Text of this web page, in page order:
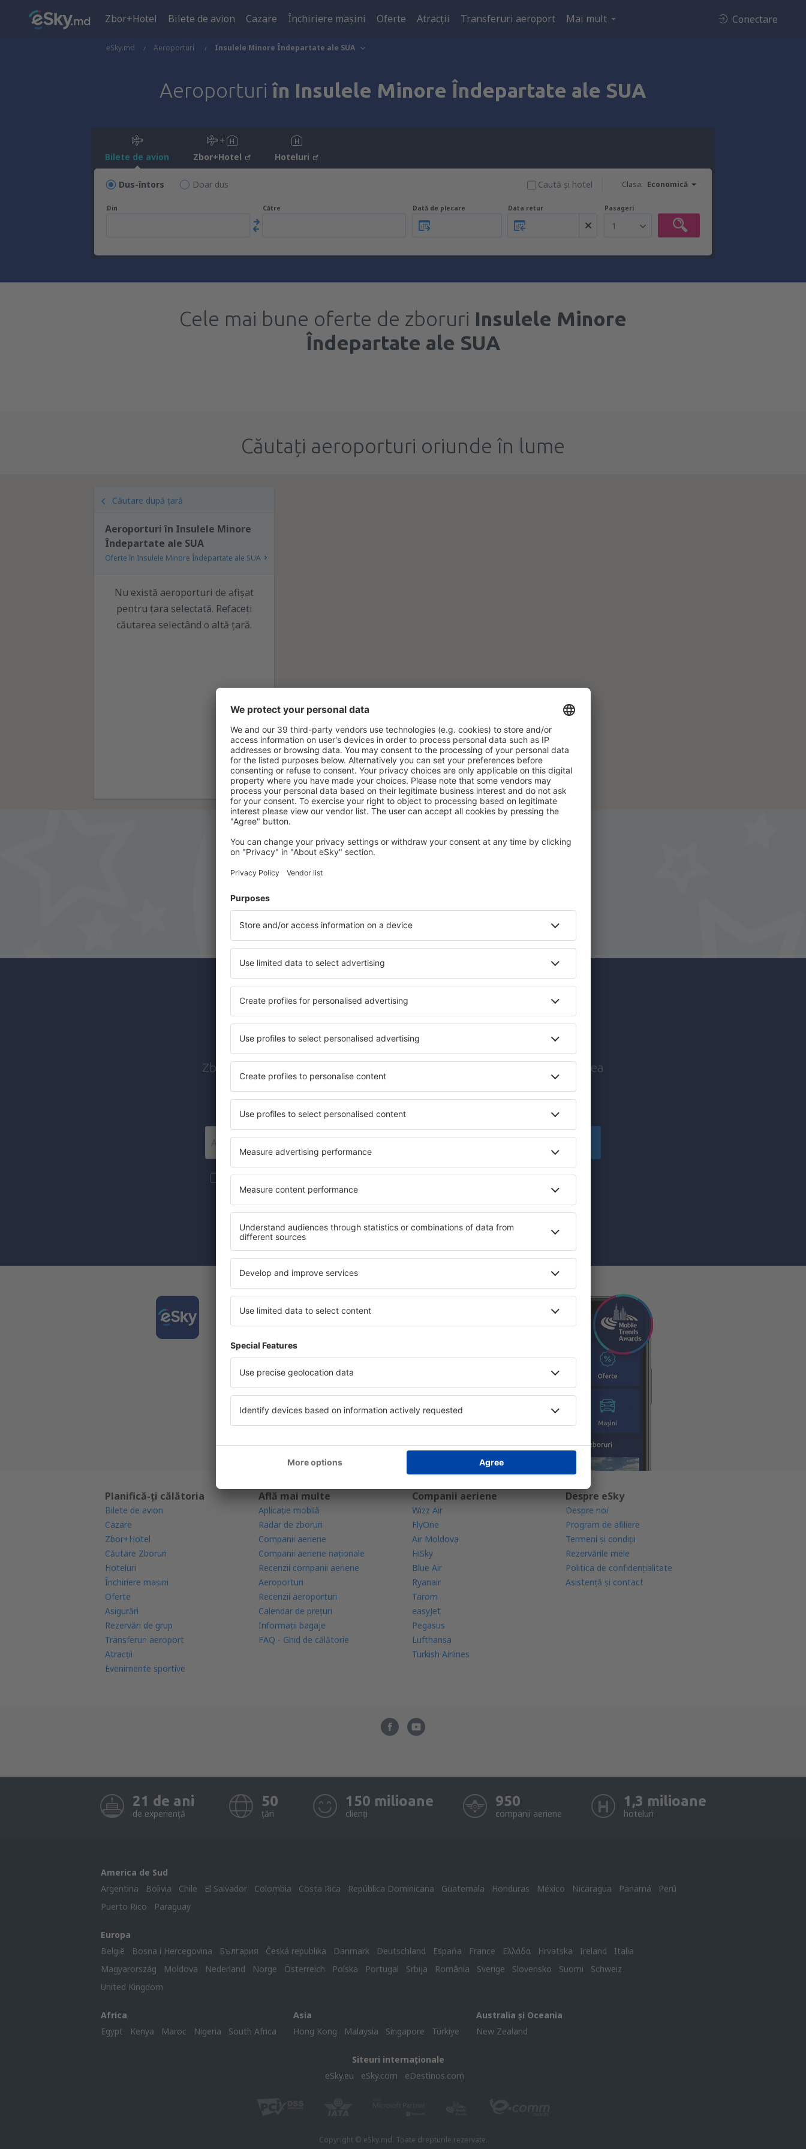
Zbor+Hotel Bilete de avion Cazare Închiriere mașini Oferte Atracţii Transferuri aeroport Mai mult Conectare
eSky.md Aeroporturi Insulele Minore Îndepartate ale SUA
Aeroporturiîn Insulele Minore Îndepartate ale SUA
Bilete de avion Zbor+Hotel Hoteluri
Dus-întors Doar dus Clasa: Economică
Caută şi hotel
Din Către Dată de plecare Data retur Pasageri
1
Cele mai bune oferte de zboruri Insulele Minore
Îndepartate ale SUA
Căutați aeroporturi oriunde în lume
Căutare după țară
Aeroporturi în Insulele Minore
Îndepartate ale SUA
Oferte în Insulele Minore Îndepartate ale SUA
Nu există aeroporturi de afișat
pentru țara selectată. Refaceți
căutarea selectând o altă țară.
Economiseşte timp și bani.
Explorează
Abonații la newsletter călătoresc mai
mult cu mai puțin
Zboruri ieftine, city break-uri, vacanțe – profită de ofertele unice înaintea
tuturor.
Trimitem doar ce e mai bun, pe cuvânt de turişti!
Înscriere
Mai multe călătorii la prețuri avantajoase în newsletter-ul nostru.Sunt de acord să primesc
materiale informaționale (sub formă de newsletter) de la eSky.pl S.A. la adresa de e-mail pe care am
(concomitent), vă dați acordul ca datele dumneavoastră personale
Descarcă aplicația noastră
și organizează-ţi convenabil
călătoriile
Cea mai bine evaluată aplicație din categoria călătoriilor
Noi oferte zilnice la îndemână
Toate rezervările tale într-un singur loc
Planifică-ți călătoria
Bilete de avion
Cazare
Zbor+Hotel
Căutare Zboruri
Hoteluri
Închiriere mașini
Oferte
Asigurări
Rezervări de grup
Transferuri aeroport
Atracţii
Evenimente sportive
Află mai multe
Aplicație mobilă
Radar de zboruri
Companii aeriene
Companii aeriene naţionale
Recenzii companii aeriene
Aeroporturi
Recenzii aeroporturi
Calendar de prețuri
Informații bagaje
FAQ - Ghid de călătorie
Companii aeriene
Wizz Air
FlyOne
Air Moldova
HiSky
Blue Air
Ryanair
Tarom
easyJet
Pegasus
Lufthansa
Turkish Airlines
Despre eSky
Despre noi
Program de afiliere
Termeni şi condiţii
Rezervările mele
Politica de confidențialitate
Asistenţă şi contact
21 de ani
de experiență
50
țări
150 milioane
clienți
950
companii aeriene
1,3 milioane
hoteluri
America de Sud
Argentina
Bolivia Chile El Salvador Colombia Costa Rica República Dominicana Guatemala Honduras México Nicaragua Panamá
Perú
Puerto Rico
Paraguay
Europa
België
Bosna i Hercegovina България Česká republika Danmark Deutschland Espańa France Ελλάδα Hrvatska Ireland
Italia
Magyarország
Moldova Nederland Norge Österreich Polska Portugal Srbija România Sverige Slovensko Suomi
Schweiz
United Kingdom
Africa
Egypt
Kenya Maroc Nigeria South Africa
Asia
Hong Kong
Malaysia Singapore Türkiye
Australia și Oceania
New Zealand
Siteuri internaționale
eSky.eu
eSky.com eDestinos.com
Copyright © eSky.md. Toate drepturile rezervate.